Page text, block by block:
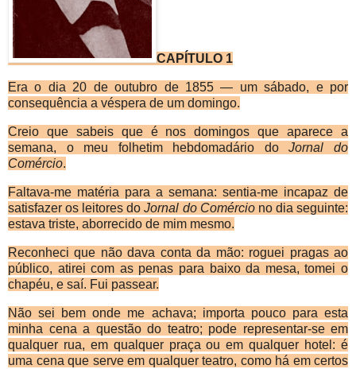
CAPÍTULO 1
Era o dia 20 de outubro de 1855 — um sábado, e por
consequência a véspera de um domingo.
Creio que sabeis que é nos domingos que aparece a
semana, o meu folhetim hebdomadário doJornal do
Comércio.
Faltava-me matéria para a semana: sentia-me incapaz de
satisfazer os leitores doJornal do Comérciono dia seguinte:
estava triste, aborrecido de mim mesmo.
Reconheci que não dava conta da mão: roguei pragas ao
público, atirei com as penas para baixo da mesa, tomei o
chapéu, e saí. Fui passear.
Não sei bem onde me achava; importa pouco para esta
minha cena a questão do teatro; pode representar-se em
qualquer rua, em qualquer praça ou em qualquer hotel: é
uma cena que serve em qualquer teatro, como há em certos